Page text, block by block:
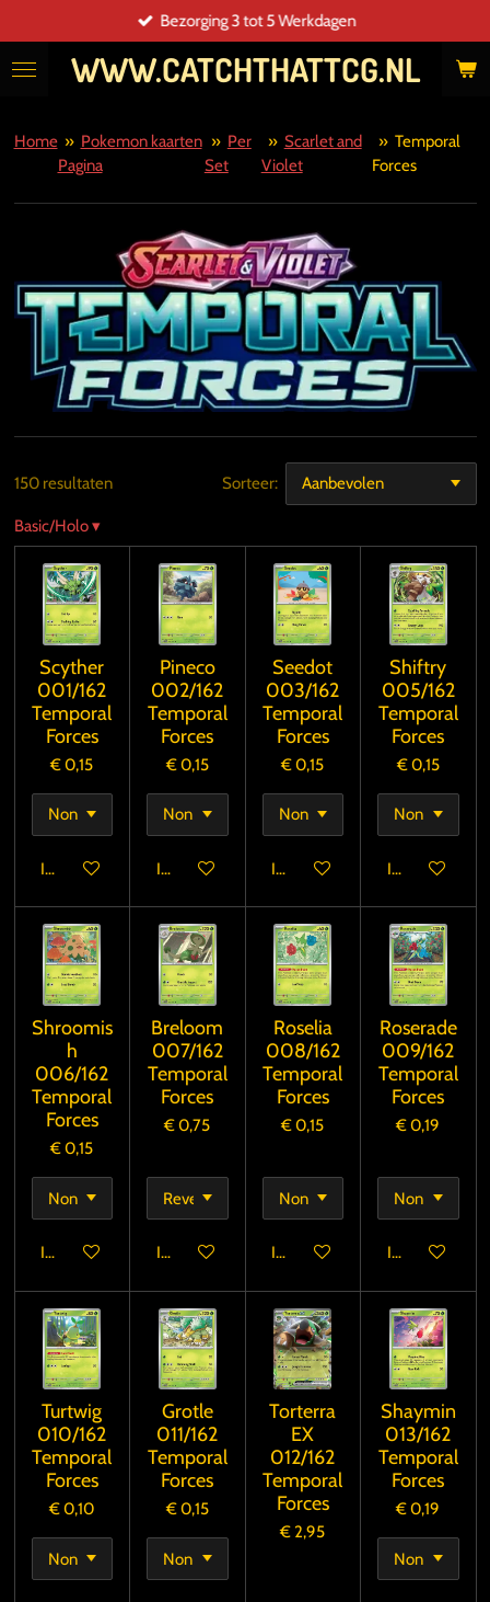
direct
naar
WWW.CATCHTHATTCG.NL
Bezorging 3 tot 5 Werkdagen
Home » Pokemon kaarten
Pagina
» Per
Set
» Scarlet and
Violet
» Temporal
Forces
150 resultaten Sorteer:
Basic/Holo▾
Scyther
001/162
Temporal
Forces
€ 0,15
In winkelwagen
Pineco
002/162
Temporal
Forces
€ 0,15
In winkelwagen
Seedot
003/162
Temporal
Forces
€ 0,15
In winkelwagen
Shiftry
005/162
Temporal
Forces
€ 0,15
In
Shroomis
h
006/162
Temporal
Forces
€ 0,15
In winkelwagen
Breloom
007/162
Temporal
Forces
€ 0,75
In winkelwagen
Roselia
008/162
Temporal
Forces
€ 0,15
In winkelwagen
Roserade
009/162
Temporal
Forces
€ 0,19
In
Turtwig
010/162
Temporal
Forces
€ 0,10
Grotle
011/162
Temporal
Forces
€ 0,15
Torterra
EX
012/162
Temporal
Forces
€ 2,95
Shaymin
013/162
Temporal
Forces
€ 0,19